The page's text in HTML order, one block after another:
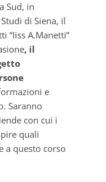
Sud, in
di Siena, il
“Iiss A.Manetti”
, il
e
Saranno
con cui i
quali
a questo corso